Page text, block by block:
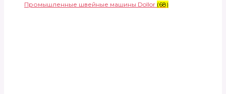
Промышленные швейные машины Dollor (68)